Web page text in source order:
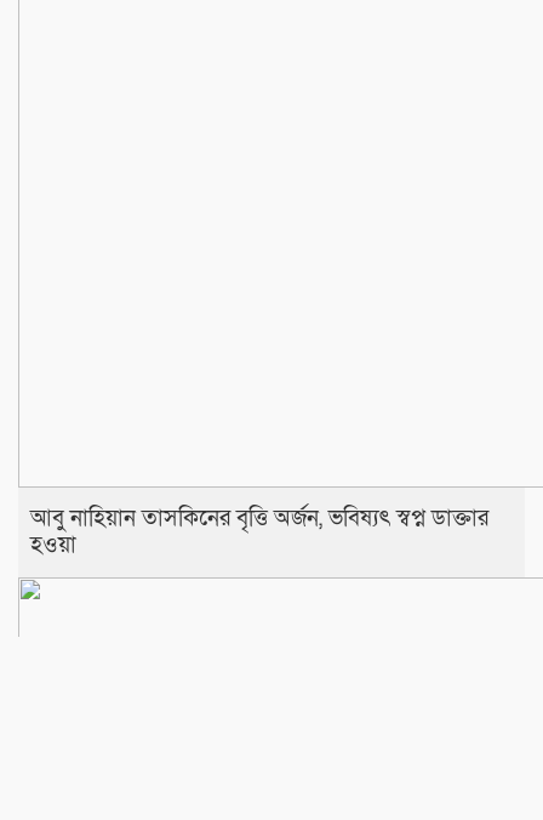
আবু নাহিয়ান তাসকিনের বৃত্তি অর্জন, ভবিষ্যৎ স্বপ্ন ডাক্তার
হওয়া